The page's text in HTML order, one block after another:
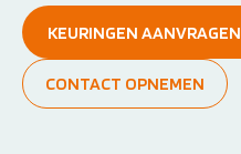
KEURINGEN AANVRAGEN
CONTACT OPNEMEN